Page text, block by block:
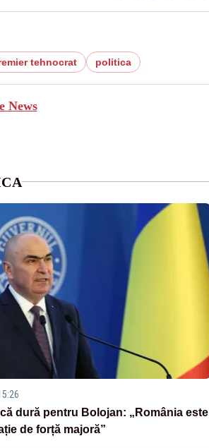
tehnocrat politica
News
dură pentru Bolojan: „România este
de forță majoră”